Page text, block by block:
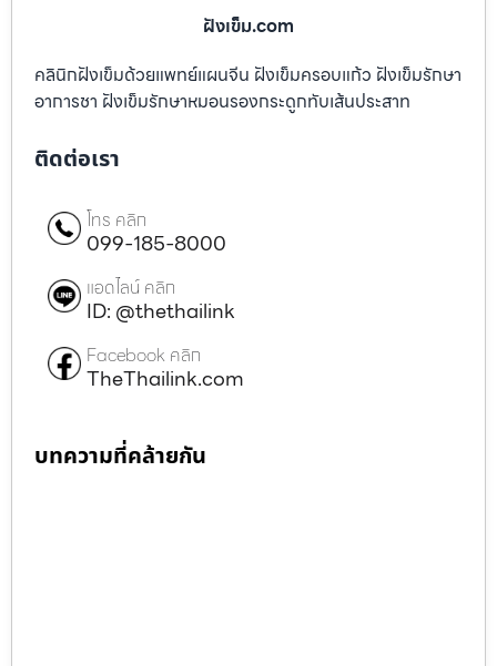
ฝังเข็ม.com
คลินิกฝังเข็มด้วยแพทย์แผนจีน ฝังเข็มครอบแก้ว ฝังเข็มรักษา
อาการชา ฝังเข็มรักษาหมอนรองกระดูกทับเส้นประสาท
ติดต่อเรา
โทร คลิก
099-185-8000
แอดไลน์ คลิก
ID: @thethailink
Facebook คลิก
TheThailink.com
บทความที่คล้ายกัน